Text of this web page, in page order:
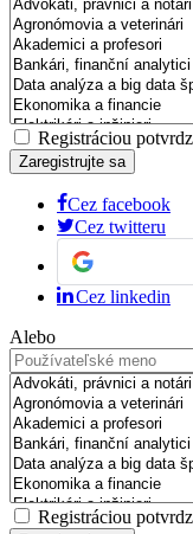
Registráciou
Cez facebook
Cez twitteru
Cez linkedin
Alebo
Registráciou